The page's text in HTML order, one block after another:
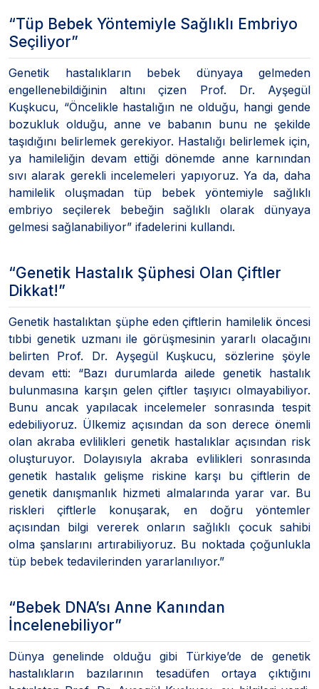
“Tüp Bebek Yöntemiyle Sağlıklı Embriyo
Seçiliyor”
Genetik hastalıkların bebek dünyaya gelmeden
engellenebildiğinin altını çizen Prof. Dr. Ayşegül
Kuşkucu, “Öncelikle hastalığın ne olduğu, hangi gende
bozukluk olduğu, anne ve babanın bunu ne şekilde
taşıdığını belirlemek gerekiyor. Hastalığı belirlemek için,
ya hamileliğin devam ettiği dönemde anne karnından
sıvı alarak gerekli incelemeleri yapıyoruz. Ya da, daha
hamilelik oluşmadan tüp bebek yöntemiyle sağlıklı
embriyo seçilerek bebeğin sağlıklı olarak dünyaya
gelmesi sağlanabiliyor” ifadelerini kullandı.
“Genetik Hastalık Şüphesi Olan Çiftler
Dikkat!”
Genetik hastalıktan şüphe eden çiftlerin hamilelik öncesi
tıbbi genetik uzmanı ile görüşmesinin yararlı olacağını
belirten Prof. Dr. Ayşegül Kuşkucu, sözlerine şöyle
devam etti: “Bazı durumlarda ailede genetik hastalık
bulunmasına karşın gelen çiftler taşıyıcı olmayabiliyor.
Bunu ancak yapılacak incelemeler sonrasında tespit
edebiliyoruz. Ülkemiz açısından da son derece önemli
olan akraba evlilikleri genetik hastalıklar açısından risk
oluşturuyor. Dolayısıyla akraba evlilikleri sonrasında
genetik hastalık gelişme riskine karşı bu çiftlerin de
genetik danışmanlık hizmeti almalarında yarar var. Bu
riskleri çiftlerle konuşarak, en doğru yöntemler
açısından bilgi vererek onların sağlıklı çocuk sahibi
olma şanslarını artırabiliyoruz. Bu noktada çoğunlukla
tüp bebek tedavilerinden yararlanılıyor.”
“Bebek DNA’sı Anne Kanından
İncelenebiliyor”
Dünya genelinde olduğu gibi Türkiye’de de genetik
hastalıkların bazılarının tesadüfen ortaya çıktığını